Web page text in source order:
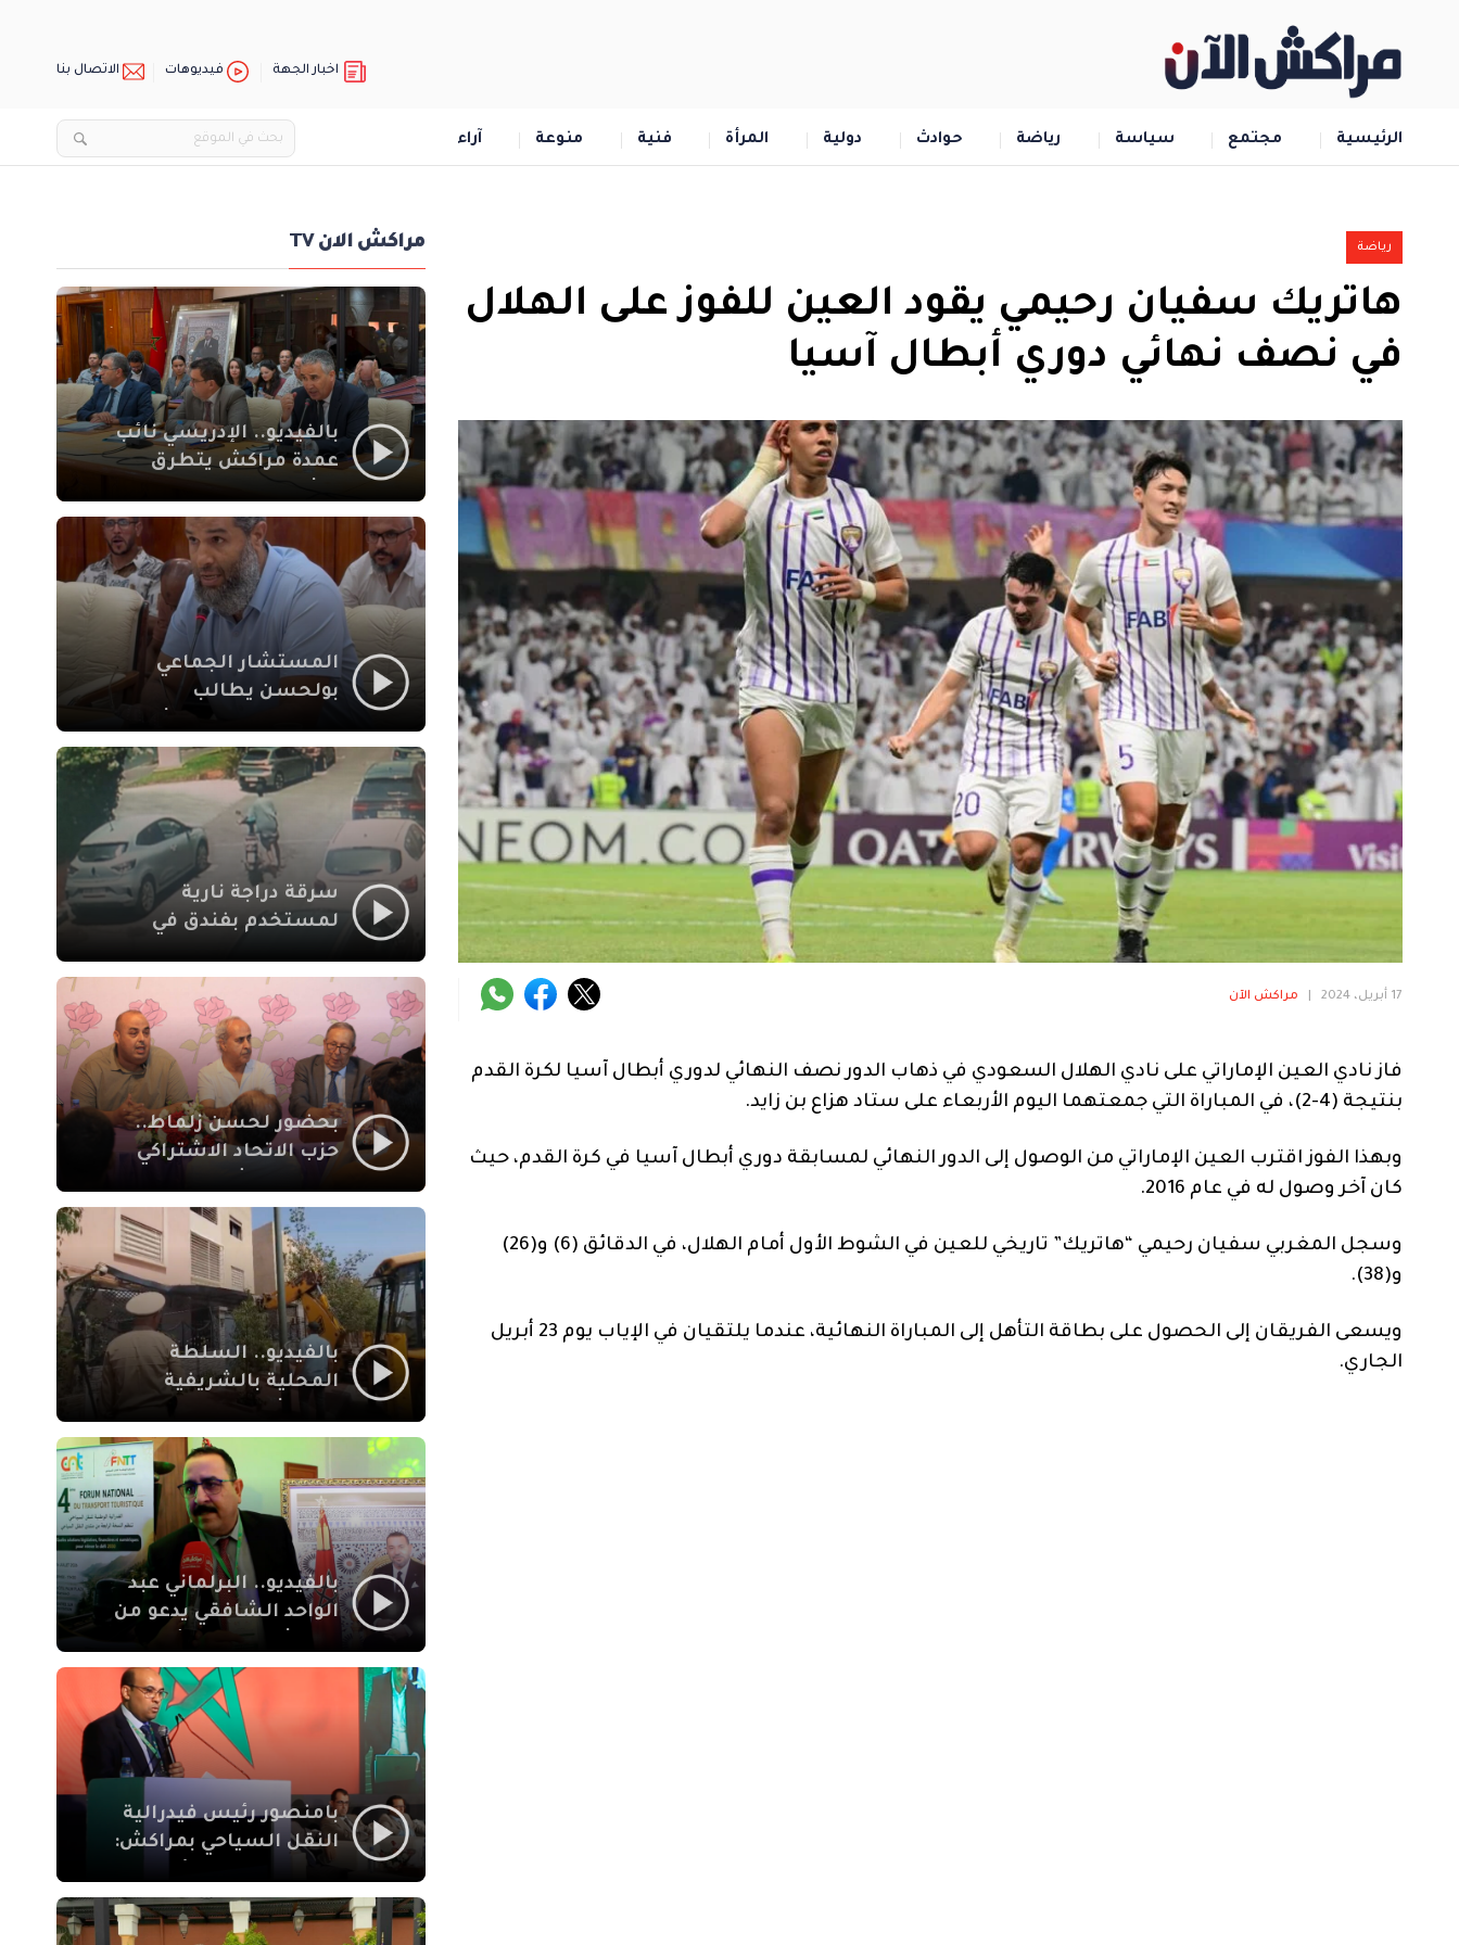
اخبار الجهة فيديوهات الاتصال بنا
الرئيسية مجتمع سياسة رياضة حوادث دولية المرأة فنية منوعة آراء
رياضة
هاتريك سفيان رحيمي يقود العين للفوز على الهلال
في نصف نهائي دوري أبطال آسيا
17 أبريل، 2024 مراكش الآن
فاز نادي العين الإماراتي على نادي الهلال السعودي في ذهاب الدور نصف النهائي لدوري أبطال آسيا لكرة القدم
بنتيجة (4-2)، في المباراة التي جمعتهما اليوم الأربعاء على ستاد هزاع بن زايد.
وبهذا الفوز اقترب العين الإماراتي من الوصول إلى الدور النهائي لمسابقة دوري أبطال آسيا في كرة القدم، حيث
كان آخر وصول له في عام 2016.
وسجل المغربي سفيان رحيمي “هاتريك” تاريخي للعين في الشوط الأول أمام الهلال، في الدقائق (6) و(26)
و(38).
ويسعى الفريقان إلى الحصول على بطاقة التأهل إلى المباراة النهائية، عندما يلتقيان في الإياب يوم 23 أبريل
الجاري.
مراكش الان TV
بالفيديو.. الإدريسي نائب
عمدة مراكش يتطرق
الاجتماعي في نقل
المحطة الطرقية إلى
العزوزية
المستشار الجماعي
بولحسن يطالب
أشغال شارع علال
الفاسي بمراكش
سرقة دراجة نارية
لمستخدم بفندق في
بمراكش
بحضور لحسن زلماط..
حزب الاتحاد الاشتراكي
مقراً بمقاطعة سيدي
يوسف بن علي مراكش
بالفيديو.. السلطة
المحلية بالشريفية
بنايات غير قانونية بإقامة
الإيمان
بالفيديو.. البرلماني عبد
الواحد الشافقي يدعو من
النقل السياحي لمواكبة
بامنصور رئيس فيدرالية
النقل السياحي بمراكش:
والاصلاح التشريعي
ركيزتان أساسيتان لكسب